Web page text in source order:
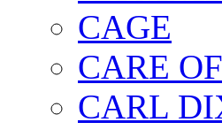
CAGE
CARE
CARL